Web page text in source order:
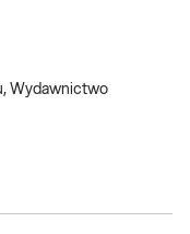
Wydawnictwo